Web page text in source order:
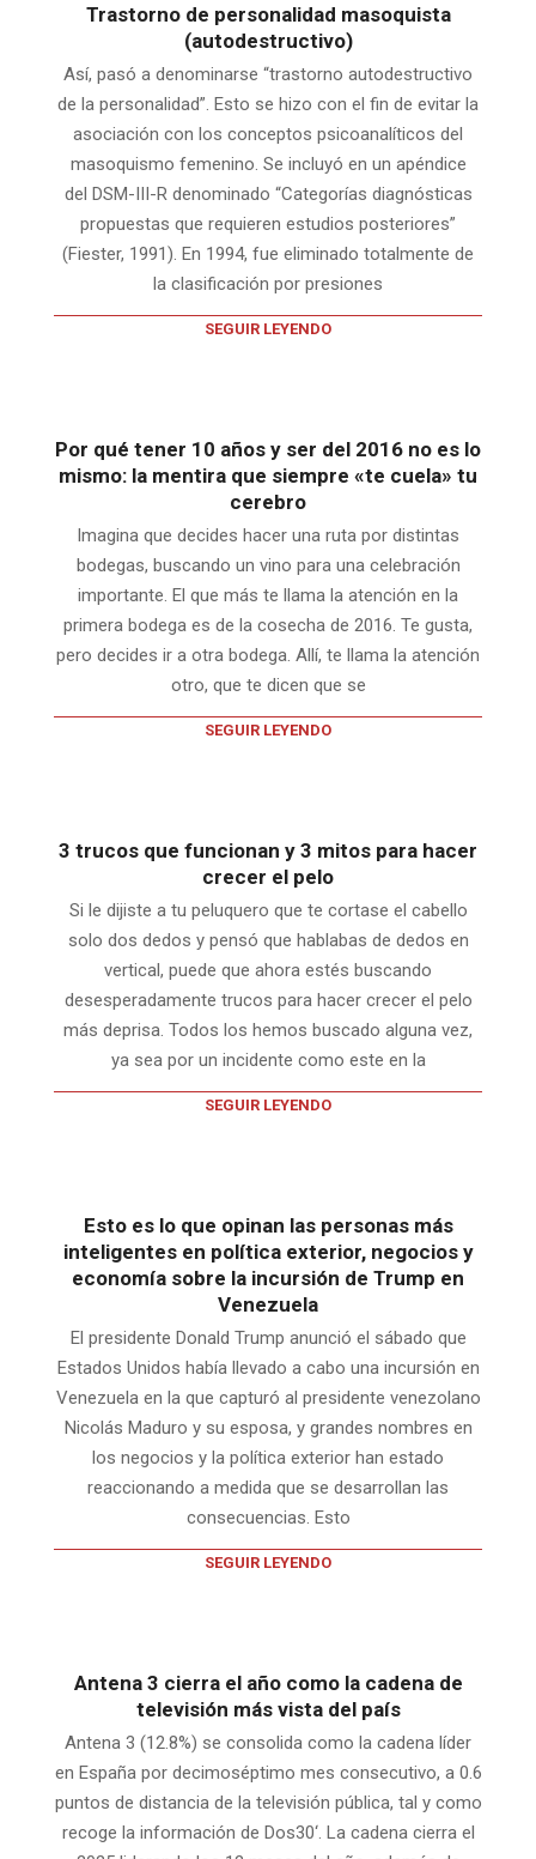
Trastorno de personalidad masoquista
(autodestructivo)
Así, pasó a denominarse “trastorno autodestructivo
de la personalidad”. Esto se hizo con el fin de evitar la
asociación con los conceptos psicoanalíticos del
masoquismo femenino. Se incluyó en un apéndice
del DSM-III-R denominado “Categorías diagnósticas
propuestas que requieren estudios posteriores”
(Fiester, 1991). En 1994, fue eliminado totalmente de
la clasificación por presiones
SEGUIR LEYENDO
Por qué tener 10 años y ser del 2016 no es lo
mismo: la mentira que siempre «te cuela» tu
cerebro
Imagina que decides hacer una ruta por distintas
bodegas, buscando un vino para una celebración
importante. El que más te llama la atención en la
primera bodega es de la cosecha de 2016. Te gusta,
pero decides ir a otra bodega. Allí, te llama la atención
otro, que te dicen que se
SEGUIR LEYENDO
3 trucos que funcionan y 3 mitos para hacer
crecer el pelo
Si le dijiste a tu peluquero que te cortase el cabello
solo dos dedos y pensó que hablabas de dedos en
vertical, puede que ahora estés buscando
desesperadamente trucos para hacer crecer el pelo
más deprisa. Todos los hemos buscado alguna vez,
ya sea por un incidente como este en la
SEGUIR LEYENDO
Esto es lo que opinan las personas más
inteligentes en política exterior, negocios y
economía sobre la incursión de Trump en
Venezuela
El presidente Donald Trump anunció el sábado que
Estados Unidos había llevado a cabo una incursión en
Venezuela en la que capturó al presidente venezolano
Nicolás Maduro y su esposa, y grandes nombres en
los negocios y la política exterior han estado
reaccionando a medida que se desarrollan las
consecuencias. Esto
SEGUIR LEYENDO
Antena 3 cierra el año como la cadena de
televisión más vista del país
Antena 3 (12.8%) se consolida como la cadena líder
en España por decimoséptimo mes consecutivo, a 0.6
puntos de distancia de la televisión pública, tal y como
recoge la información de Dos30‘. La cadena cierra el